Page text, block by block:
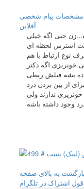
مشخصات پیام شخصی
آفلاين
حتی اگه خیلی
استرس لحظه ای
نوع ارتباط با هم
خونریزی اگه دکتر
بشه قبلش ربطی
از بین بردن درد
ندارند ولی
بازگشت به بالای صفحه
اشتراک در تلگرام